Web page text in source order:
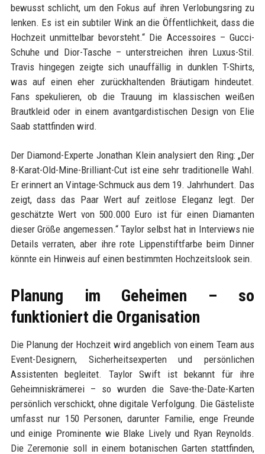
bewusst schlicht, um den Fokus auf ihren Verlobungsring zu
lenken. Es ist ein subtiler Wink an die Öffentlichkeit, dass die
Hochzeit unmittelbar bevorsteht.“ Die Accessoires – Gucci-
Schuhe und Dior-Tasche – unterstreichen ihren Luxus-Stil.
Travis hingegen zeigte sich unauffällig in dunklen T-Shirts,
was auf einen eher zurückhaltenden Bräutigam hindeutet.
Fans spekulieren, ob die Trauung im klassischen weißen
Brautkleid oder in einem avantgardistischen Design von Elie
Saab stattfinden wird.
Der Diamond-Experte Jonathan Klein analysiert den Ring: „Der
8-Karat-Old-Mine-Brilliant-Cut ist eine sehr traditionelle Wahl.
Er erinnert an Vintage-Schmuck aus dem 19. Jahrhundert. Das
zeigt, dass das Paar Wert auf zeitlose Eleganz legt. Der
geschätzte Wert von 500.000 Euro ist für einen Diamanten
dieser Größe angemessen.“ Taylor selbst hat in Interviews nie
Details verraten, aber ihre rote Lippenstiftfarbe beim Dinner
könnte ein Hinweis auf einen bestimmten Hochzeitslook sein.
Planung im Geheimen – so
funktioniert die Organisation
Die Planung der Hochzeit wird angeblich von einem Team aus
Event-Designern, Sicherheitsexperten und persönlichen
Assistenten begleitet. Taylor Swift ist bekannt für ihre
Geheimniskrämerei – so wurden die Save-the-Date-Karten
persönlich verschickt, ohne digitale Verfolgung. Die Gästeliste
umfasst nur 150 Personen, darunter Familie, enge Freunde
und einige Prominente wie Blake Lively und Ryan Reynolds.
Die Zeremonie soll in einem botanischen Garten stattfinden,